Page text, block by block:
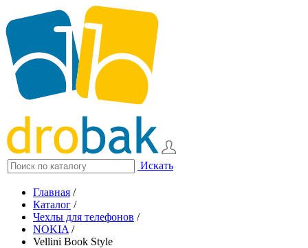
Искать
Главная /
Каталог /
Чехлы для телефонов /
NOKIA /
Vellini Book Style